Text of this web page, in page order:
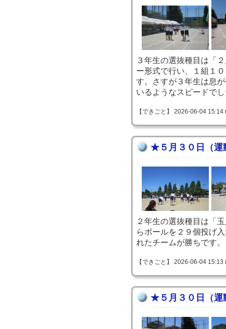
３年生の選抜種目は「
ー形式で行い、１組１
す。さすが３年生は息
いるようなスピードで
【できごと】 2026-06-04
★５月３０日（運
２年生の選抜種目は「
らボールを２９個投げ
れたチームが勝ちです。
【できごと】 2026-06-04
★５月３０日（運